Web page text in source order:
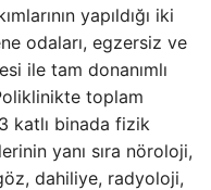
yapıldığı iki
odaları, egzersiz ve
ile tam donanımlı
toplam
katlı binada fizik
yanı sıra nöroloji,
dahiliye, radyoloji,